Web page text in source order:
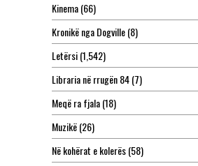
Kinema(66)
Kronikë nga Dogville(8)
Letërsi(1,542)
Libraria në rrugën 84(7)
Meqë ra fjala(18)
Muzikë(26)
Në kohërat e kolerës(58)